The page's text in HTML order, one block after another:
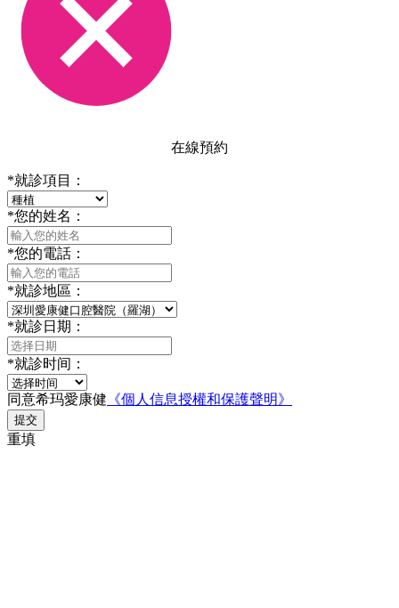
在線預約
*就診項目：
*您的姓名：
*您的電話：
*就診地區：
*就診日期：
*就診时间：
同意希玛愛康健 《個人信息授權和保護聲明》
提交
重填